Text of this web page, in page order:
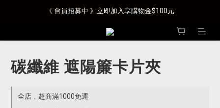
《 會員招募中 》立即加入享購物金$100元
碳纖維 遮陽簾卡片夾
全店，超商滿1000免運